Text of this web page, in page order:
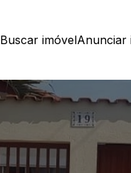
Buscar imóvelAnunciar